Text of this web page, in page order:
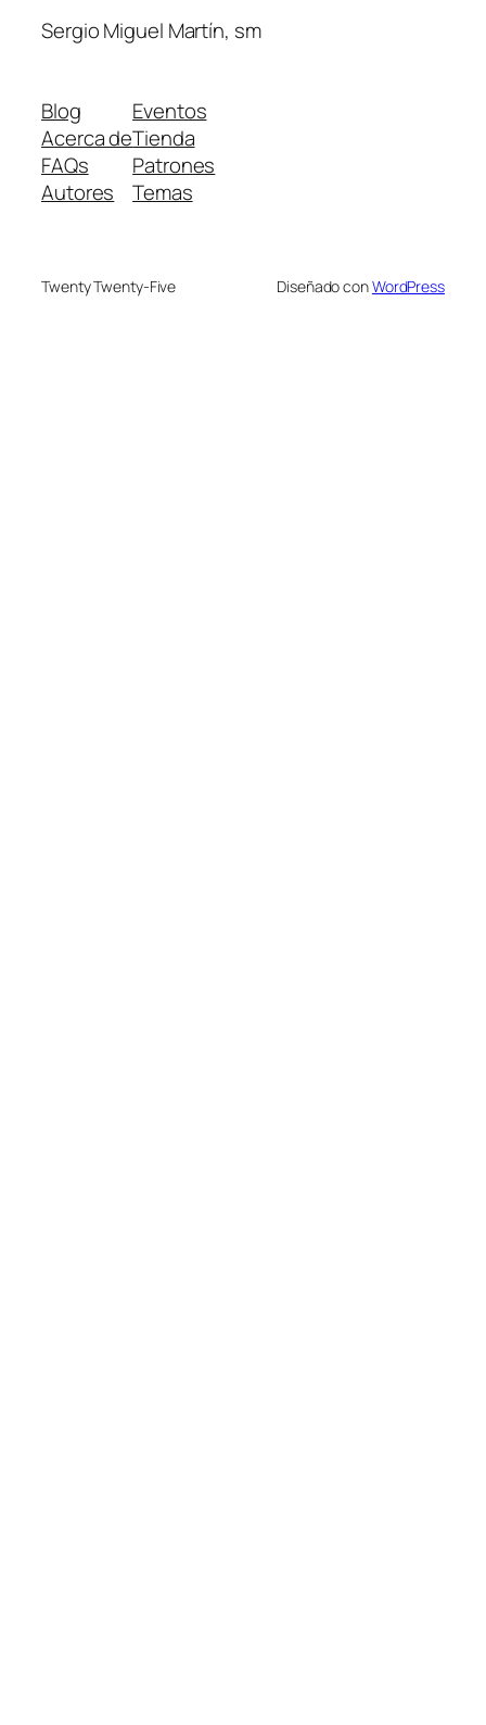
Sergio Miguel Martín, sm
Blog
Acerca de
FAQs
Autores
Eventos
Tienda
Patrones
Temas
Twenty Twenty-Five Diseñado conWordPress